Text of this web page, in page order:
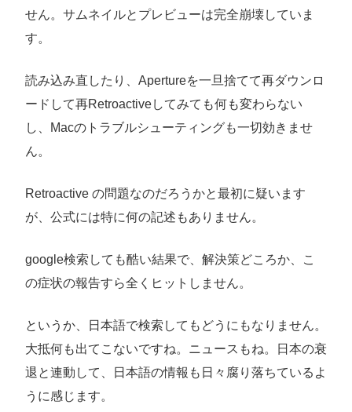
せん。サムネイルとプレビューは完全崩壊していま
す。
読み込み直したり、Apertureを一旦捨てて再ダウンロ
ードして再Retroactiveしてみても何も変わらない
し、Macのトラブルシューティングも一切効きませ
ん。
Retroactive の問題なのだろうかと最初に疑います
が、公式には特に何の記述もありません。
google検索しても酷い結果で、解決策どころか、こ
の症状の報告すら全くヒットしません。
というか、日本語で検索してもどうにもなりません。
大抵何も出てこないですね。ニュースもね。日本の衰
退と連動して、日本語の情報も日々腐り落ちているよ
うに感じます。